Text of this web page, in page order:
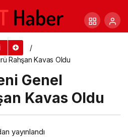
Rahşan Kavas Oldu
Genel
Kavas Oldu
yayınlandı
Zekâ ve Ödeme
Üst Düzey Atamalar